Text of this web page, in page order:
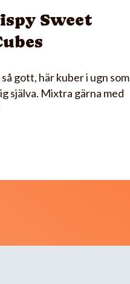
Sweet
gott, här kuber i ugn som
själva. Mixtra gärna med